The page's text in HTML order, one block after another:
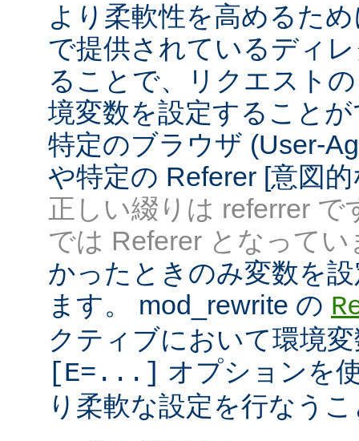
より柔軟性を高めるた
で提供されているディ
ることで、リクエスト
境変数を設定すること
特定のブラウザ (User-
や特定の Referer [意図
正しい綴りは referrer で
では Referer となってい
かったときのみ変数を
ます。 mod_rewrite の
クティブにおいて環境
[E=...] オプションを
り柔軟な設定を行なう